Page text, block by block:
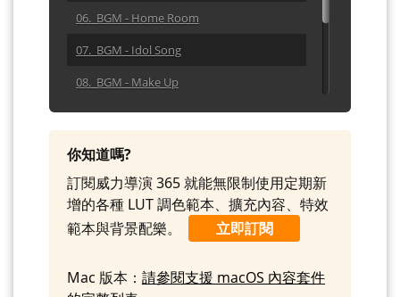
06. BGM - Home Room
07. BGM - Idol Song
08. BGM - Make Up
09. BGM - Message
10. BGM - Odaiba
11. BGM - Rose
你知道嗎?
訂閱威力導演 365 就能無限制使用定期新
增的各種 LUT 調色範本、擴充內容、特效
範本與背景配樂。
立即訂閱
Mac 版本： 請參閱支援 macOS 內容套件